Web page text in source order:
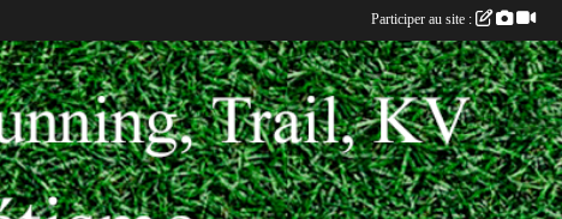
Participer au site :